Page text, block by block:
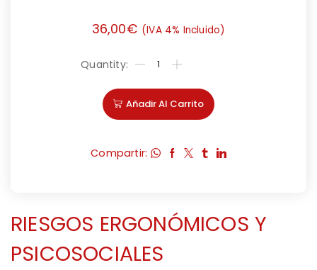
36,00€ (IVA 4% Incluido)
Añadir Al Carrito
Compartir:
RIESGOS ERGONÓMICOS Y
PSICOSOCIALES